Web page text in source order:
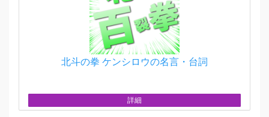
北斗の拳 ケンシロウの名言・台詞
詳細